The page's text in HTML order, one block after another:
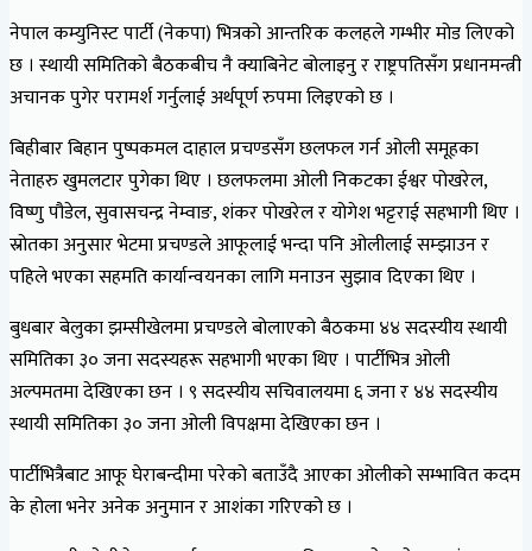
नेपाल कम्युनिस्ट पार्टी (नेकपा) भित्रको आन्तरिक कलहले गम्भीर मोड लिएको
छ । स्थायी समितिको बैठकबीच नै क्याबिनेट बोलाइनु र राष्ट्रपतिसँग प्रधानमन्त्री
अचानक पुगेर परामर्श गर्नुलाई अर्थपूर्ण रुपमा लिइएको छ ।
बिहीबार बिहान पुष्पकमल दाहाल प्रचण्डसँग छलफल गर्न ओली समूहका
नेताहरु खुमलटार पुगेका थिए । छलफलमा ओली निकटका ईश्वर पोखरेल,
विष्णु पौडेल, सुवासचन्द्र नेम्वाङ, शंकर पोखरेल र योगेश भट्टराई सहभागी थिए ।
स्रोतका अनुसार भेटमा प्रचण्डले आफूलाई भन्दा पनि ओलीलाई सम्झाउन र
पहिले भएका सहमति कार्यान्वयनका लागि मनाउन सुझाव दिएका थिए ।
बुधबार बेलुका झम्सीखेलमा प्रचण्डले बोलाएको बैठकमा ४४ सदस्यीय स्थायी
समितिका ३० जना सदस्यहरू सहभागी भएका थिए । पार्टीभित्र ओली
अल्पमतमा देखिएका छन । ९ सदस्यीय सचिवालयमा ६ जना र ४४ सदस्यीय
स्थायी समितिका ३० जना ओली विपक्षमा देखिएका छन ।
पार्टीभित्रैबाट आफू घेराबन्दीमा परेको बताउँदै आएका ओलीको सम्भावित कदम
के होला भनेर अनेक अनुमान र आशंका गरिएको छ ।